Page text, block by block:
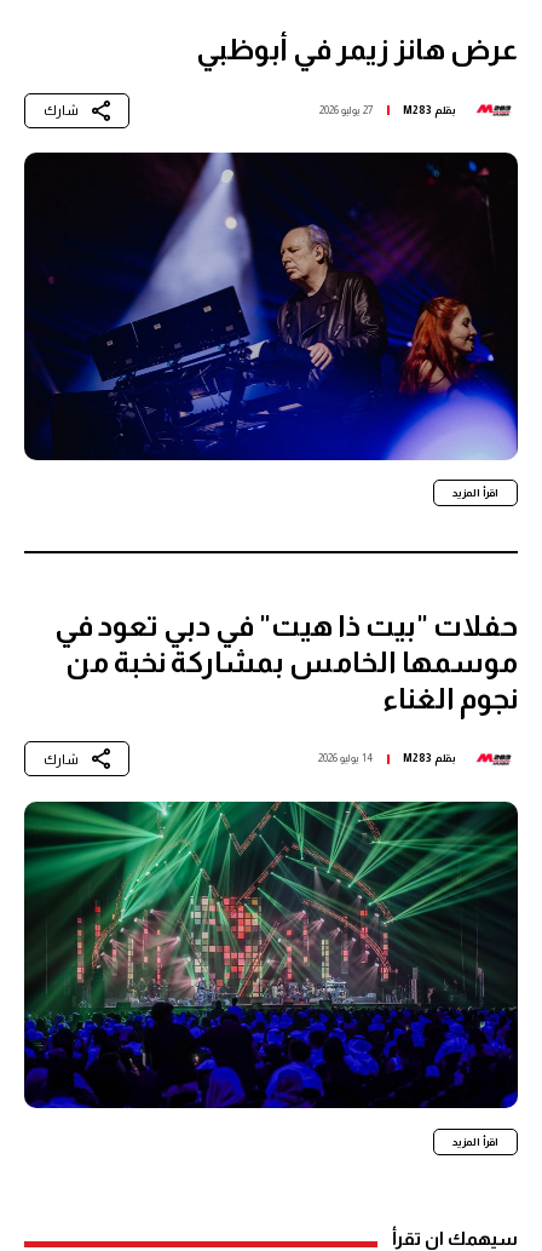
عرض هانز زيمر في أبوظبي
بقلم M283 27 يوليو 2026 شارك
اقرأ المزيد
حفلات "بيت ذا هيت" في دبي تعود في
موسمها الخامس بمشاركة نخبة من
نجوم الغناء
بقلم M283 14 يوليو 2026 شارك
اقرأ المزيد
سيهمك ان تقرأ